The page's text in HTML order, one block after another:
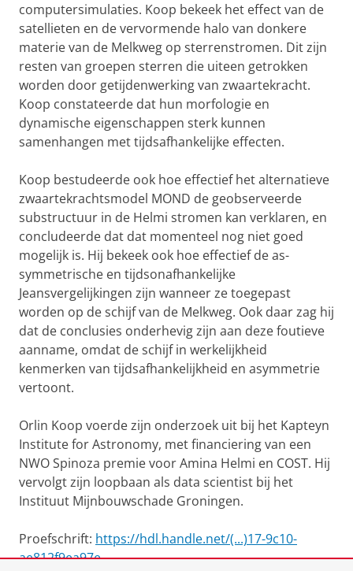
computersimulaties. Koop bekeek het effect van de
satellieten en de vervormende halo van donkere
materie van de Melkweg op sterrenstromen. Dit zijn
resten van groepen sterren die uiteen getrokken
worden door getijdenwerking van zwaartekracht.
Koop constateerde dat hun morfologie en
dynamische eigenschappen sterk kunnen
samenhangen met tijdsafhankelijke effecten.
Koop bestudeerde ook hoe effectief het alternatieve
zwaartekrachtsmodel MOND de geobserveerde
substructuur in de Helmi stromen kan verklaren, en
concludeerde dat dat momenteel nog niet goed
mogelijk is. Hij bekeek ook hoe effectief de as-
symmetrische en tijdsonafhankelijke
Jeansvergelijkingen zijn wanneer ze toegepast
worden op de schijf van de Melkweg. Ook daar zag hij
dat de conclusies onderhevig zijn aan deze foutieve
aanname, omdat de schijf in werkelijkheid
kenmerken van tijdsafhankelijkheid en asymmetrie
vertoont.
Orlin Koop voerde zijn onderzoek uit bij het Kapteyn
Institute for Astronomy, met financiering van een
NWO Spinoza premie voor Amina Helmi en COST. Hij
vervolgt zijn loopbaan als data scientist bij het
Instituut Mijnbouwschade Groningen.
Proefschrift: https://hdl.handle.net/(...)17-9c10-
ae812f9ea97e